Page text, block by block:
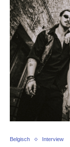
Belgisch Interview